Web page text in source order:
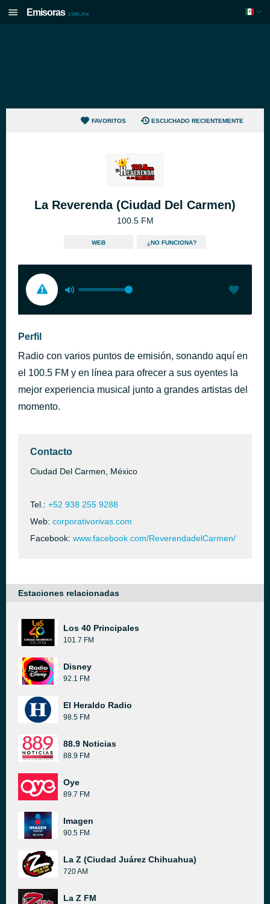
Emisoras .com.mx
FAVORITOS ESCUCHADO RECIENTEMENTE
La Reverenda (Ciudad Del Carmen)
100.5 FM
WEB ¿NO FUNCIONA?
Perfil
Radio con varios puntos de emisión, sonando aquí en
el 100.5 FM y en línea para ofrecer a sus oyentes la
mejor experiencia musical junto a grandes artistas del
momento.
Contacto
Ciudad Del Carmen, México
Tel.: +52 938 255 9288
Web: corporativorivas.com
Facebook: www.facebook.com/ReverendadelCarmen/
Estaciones relacionadas
Los 40 Principales
101.7 FM
Disney
92.1 FM
El Heraldo Radio
98.5 FM
88.9 Noticias
88.9 FM
Oye
89.7 FM
Imagen
90.5 FM
La Z (Ciudad Juárez Chihuahua)
720 AM
La Z FM